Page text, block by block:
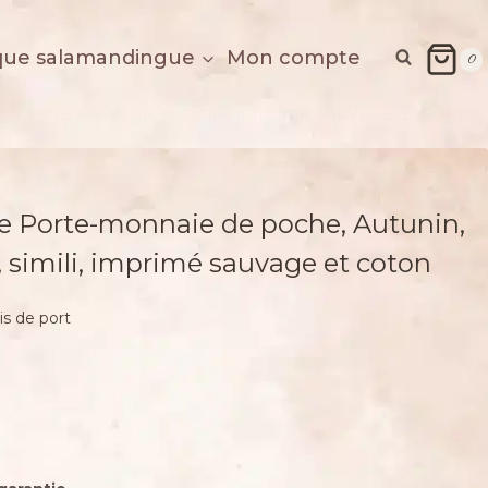
salamandingue Mon compte 0
Porte-monnaie de poche, Autunin,
simili, imprimé sauvage et coton
de port